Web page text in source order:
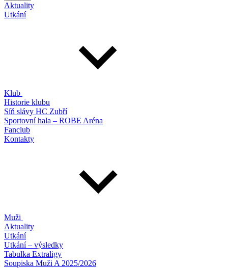
Aktuality
Utkání
Klub
Historie klubu
Síň slávy HC Zubří
Sportovní hala – ROBE Aréna
Fanclub
Kontakty
Muži
Aktuality
Utkání
Utkání – výsledky
Tabulka Extraligy
Soupiska Muži A 2025/2026